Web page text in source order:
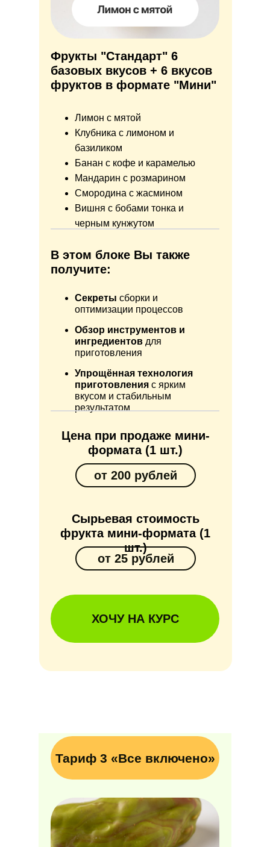
ХОЧУ НА КУРС
Сырьевая стоимость
фрукта мини-формата (1
шт.)
Цена при продаже мини-
формата (1 шт.)
от 25 рублей
от 200 рублей
Лимон с мятой
Клубника с лимоном и
базиликом
Банан с кофе и карамелью
Мандарин с розмарином
Смородина с жасмином
Вишня с бобами тонка и
черным кунжутом
Фрукты "Стандарт" 6
базовых вкусов + 6 вкусов
фруктов в формате "Мини"
Секреты сборки и
оптимизации процессов
В этом блоке Вы также
получите:
Обзор инструментов и
ингредиентов для
приготовления
Упрощённая технология
приготовления с ярким
вкусом и стабильным
результатом
Тариф 3 «Все включено»